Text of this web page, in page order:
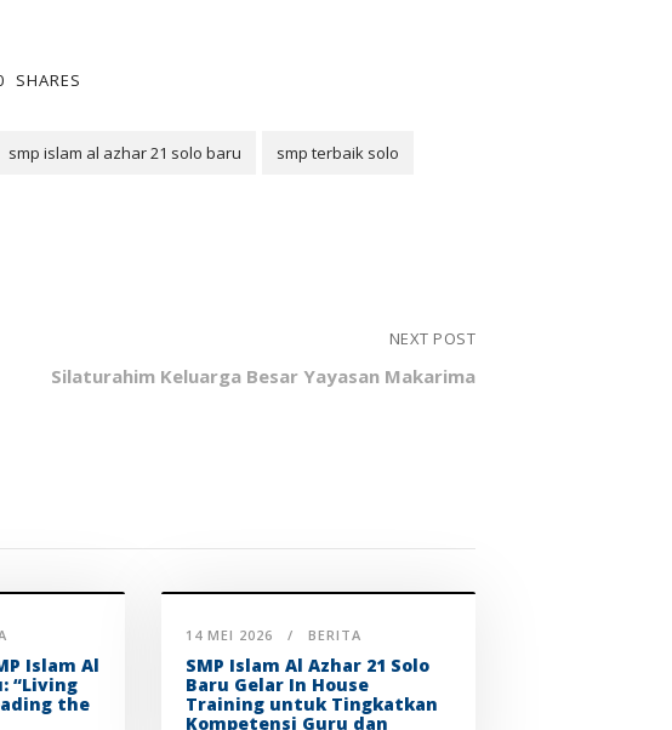
SHARES
smp islam al azhar 21 solo baru
smp terbaik solo
NEXT POST
Silaturahim Keluarga Besar Yayasan Makarima
Islam Al
“Living
the
14 MEI 2026 BERITA
SMP Islam Al Azhar 21 Solo
Baru Gelar In House
Training untuk Tingkatkan
Kompetensi Guru dan